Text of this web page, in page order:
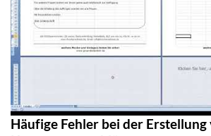
Häufige Fehler bei der Erstellung